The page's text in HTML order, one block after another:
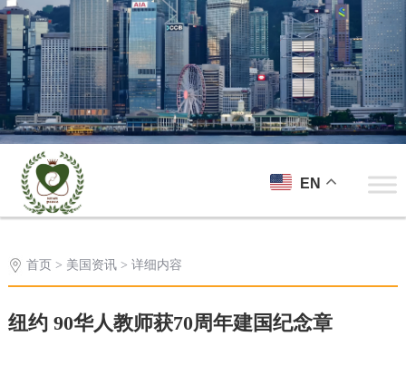
EN
首页 > 美国资讯> 详细内容
纽约 90华人教师获70周年建国纪念章